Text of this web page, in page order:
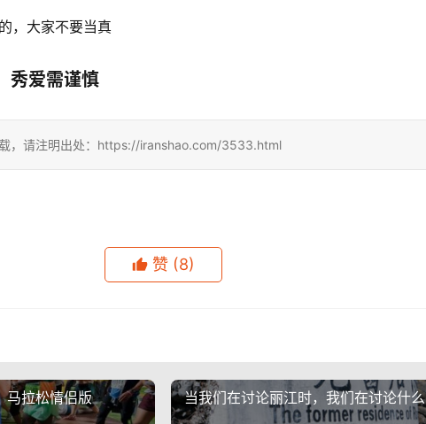
，大家不要当真
秀爱需谨慎
，请注明出处：https://iranshao.com/3533.html
赞 (8)
马拉松情侣版 当我们在讨论丽江时，我们在讨论什么